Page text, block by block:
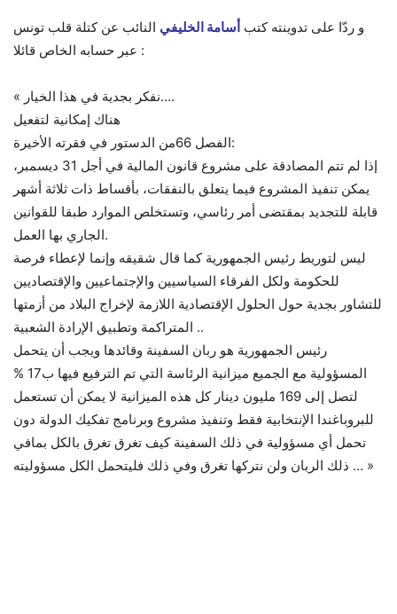
و ردّا على تدوينته كتب أسامة الخليفي النائب عن كتلة قلب تونس
عبر حسابه الخاص قائلا :
« نفكر بجدية في هذا الخيار….
هناك إمكانية لتفعيل
الفصل 66من الدستور في فقرته الأخيرة:
إذا لم تتم المصادقة على مشروع قانون المالية في أجل 31 ديسمبر،
يمكن تنفيذ المشروع فيما يتعلق بالنفقات، بأقساط ذات ثلاثة أشهر
قابلة للتجديد بمقتضى أمر رئاسي، وتستخلص الموارد طبقا للقوانين
الجاري بها العمل.
ليس لتوريط رئيس الجمهورية كما قال شقيقه وإنما لإعطاء فرصة
للحكومة ولكل الفرقاء السياسيين والإجتماعيين والإقتصاديين
للتشاور بجدية حول الحلول الإقتصادية اللازمة لإخراج البلاد من أزمتها
المتراكمة وتطبيق الإرادة الشعبية ..
رئيس الجمهورية هو ربان السفينة وقائدها ويجب أن يتحمل
المسؤولية مع الجميع ميزانية الرئاسة التي تم الترفيع فيها ب17 %
لتصل إلى 169 مليون دينار كل هذه الميزانية لا يمكن أن تستعمل
للبروباغندا الإنتخابية فقط وتنفيذ مشروع وبرنامج تفكيك الدولة دون
تحمل أي مسؤولية في ذلك السفينة كيف تغرق تغرق بالكل بمافي
ذلك الربان ولن نتركها تغرق وفي ذلك فليتحمل الكل مسؤوليته … »